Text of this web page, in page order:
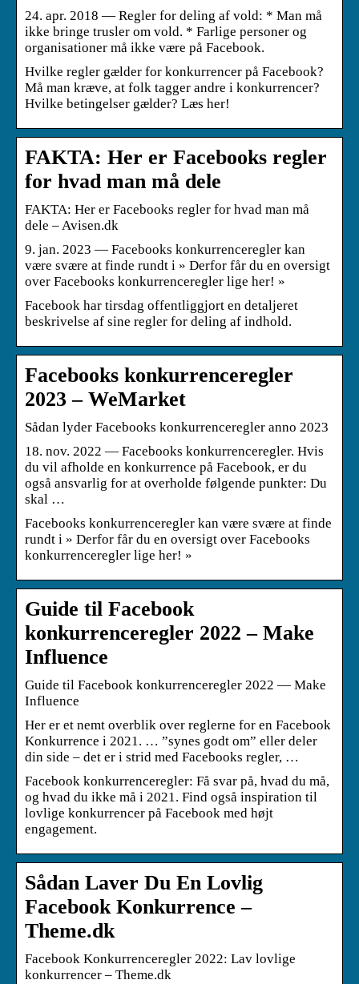
24. apr. 2018 — Regler for deling af vold: * Man må
ikke bringe trusler om vold. * Farlige personer og
organisationer må ikke være på Facebook.
Hvilke regler gælder for konkurrencer på Facebook?
Må man kræve, at folk tagger andre i konkurrencer?
Hvilke betingelser gælder? Læs her!
FAKTA: Her er Facebooks regler
for hvad man må dele
FAKTA: Her er Facebooks regler for hvad man må
dele – Avisen.dk
9. jan. 2023 — Facebooks konkurrenceregler kan
være svære at finde rundt i » Derfor får du en oversigt
over Facebooks konkurrenceregler lige her! »
Facebook har tirsdag offentliggjort en detaljeret
beskrivelse af sine regler for deling af indhold.
Facebooks konkurrenceregler
2023 – WeMarket
Sådan lyder Facebooks konkurrenceregler anno 2023
18. nov. 2022 — Facebooks konkurrenceregler. Hvis
du vil afholde en konkurrence på Facebook, er du
også ansvarlig for at overholde følgende punkter: Du
skal …
Facebooks konkurrenceregler kan være svære at finde
rundt i » Derfor får du en oversigt over Facebooks
konkurrenceregler lige her! »
Guide til Facebook
konkurrenceregler 2022 – Make
Influence
Guide til Facebook konkurrenceregler 2022 — Make
Influence
Her er et nemt overblik over reglerne for en Facebook
Konkurrence i 2021. … ”synes godt om” eller deler
din side – det er i strid med Facebooks regler, …
Facebook konkurrenceregler: Få svar på, hvad du må,
og hvad du ikke må i 2021. Find også inspiration til
lovlige konkurrencer på Facebook med højt
engagement.
Sådan Laver Du En Lovlig
Facebook Konkurrence –
Theme.dk
Facebook Konkurrenceregler 2022: Lav lovlige
konkurrencer – Theme.dk